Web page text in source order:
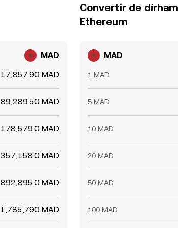
MAD
17,857.90 MAD
89,289.50 MAD
178,579.0 MAD
357,158.0 MAD
892,895.0 MAD
1,785,790 MAD
Convertir de
Ethereum
MAD
1 MAD
5 MAD
10 MAD
20 MAD
50 MAD
100 MAD